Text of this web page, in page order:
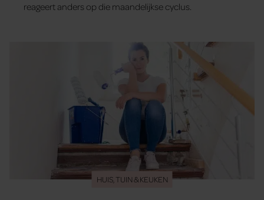
reageert anders op die maandelijkse cyclus.
HUIS, TUIN & KEUKEN